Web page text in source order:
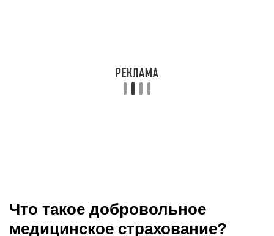
Что такое добровольное
медицинское страхование?